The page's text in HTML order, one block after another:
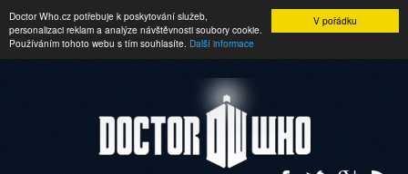
V pořádku
Doctor Who.cz potřebuje k poskytování služeb,
personalizaci reklam a analýze návštěvnosti soubory cookie.
Používáním tohoto webu s tím souhlasíte. Další informace